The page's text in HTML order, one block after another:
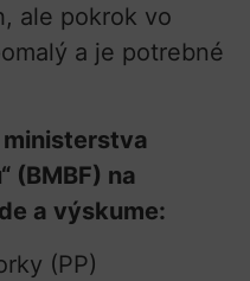
ale pokrok vo
a je potrebné
ministerstva
(BMBF) na
a výskume:
(PP)